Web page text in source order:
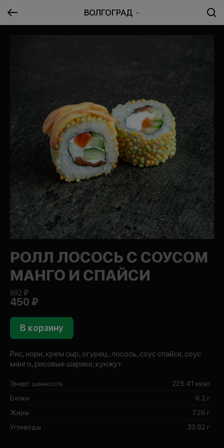
ВОЛГОГРАД
РОЛЛ ЛОСОСЬ С СОУСОМ
МАНГО И СПАЙСИ
692 ₽
450 ₽
В корзину
Рис, нори, крем сыр, огурец, лосось, соус спайси, соус
манго, рисовые шарики, кунжут.
Энерг. ценность
225.41 ккал
Белки
6.2 г
Жиры
7.26 г
Углеводы
33.82 г